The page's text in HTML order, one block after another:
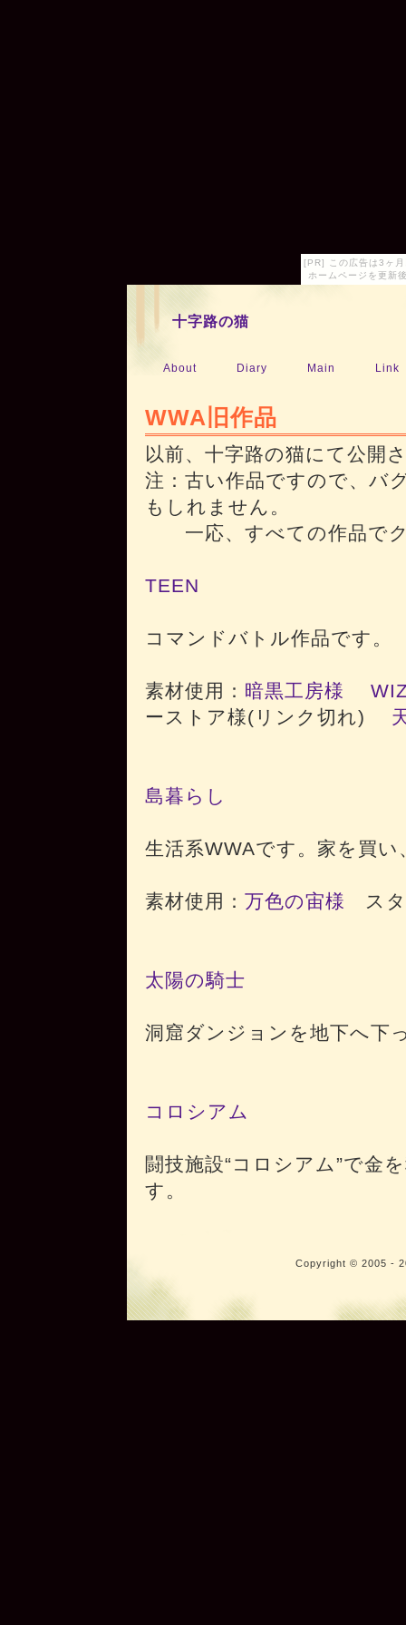
[PR] この広告は3ヶ
ホームページを更新
十字路の猫
About Diary Main Link
WWA旧作品
以前、十字路の猫にて公開
注：古い作品ですので、バ
もしれません。
一応、すべての作品でク
TEEN
コマンドバトル作品です。
素材使用： 暗黒工房様
ーストア様(リンク切れ)
島暮らし
生活系WWAです。家を買
素材使用： 万色の宙様 スタ
太陽の騎士
洞窟ダンジョンを地下へ下
コロシアム
闘技施設“コロシアム”で金
す。
Copyright © 2005 -